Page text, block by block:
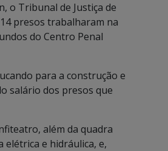
o Tribunal de Justiça de
presos trabalharam na
do Centro Penal
para a construção e
salário dos presos que
além da quadra
e hidráulica, e,